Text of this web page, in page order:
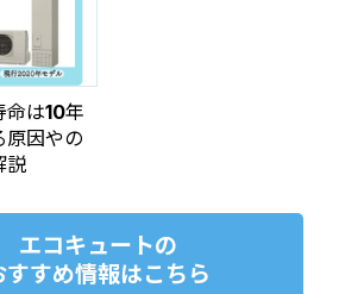
命は10年
原因やの
説
エコキュートの
すすめ情報はこちら